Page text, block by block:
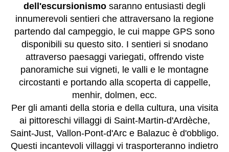
dell'escursionismo saranno entusiasti degli
innumerevoli sentieri che attraversano la regione
partendo dal campeggio, le cui mappe GPS sono
disponibili su questo sito. I sentieri si snodano
attraverso paesaggi variegati, offrendo viste
panoramiche sui vigneti, le valli e le montagne
circostanti e portando alla scoperta di cappelle,
menhir, dolmen, ecc.
Per gli amanti della storia e della cultura, una visita
ai pittoreschi villaggi di Saint-Martin-d'Ardèche,
Saint-Just, Vallon-Pont-d'Arc e Balazuc è d'obbligo.
Questi incantevoli villaggi vi trasporteranno indietro